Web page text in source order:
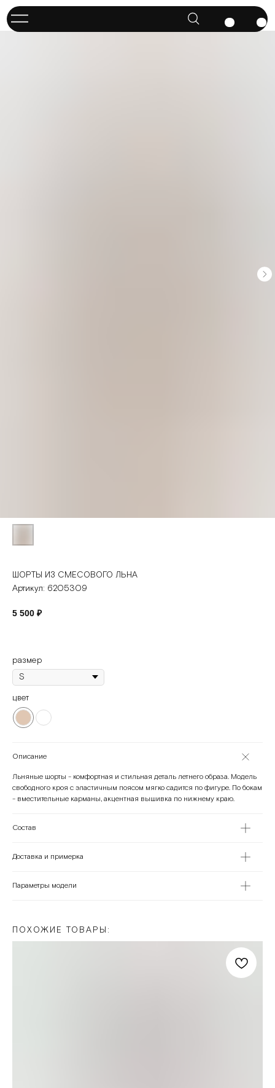
ШОРТЫ ИЗ СМЕСОВОГО ЛЬНА
Артикул: 6205309
5 500 ₽
размер
цвет
Описание
Льняные шорты - комфортная и стильная деталь летнего образа. Модель
свободного кроя с эластичным поясом мягко садится по фигуре. По бокам
- вместительные карманы, акцентная вышивка по нижнему краю.
Состав
Доставка и примерка
Параметры модели
ПОХОЖИЕ ТОВАРЫ: